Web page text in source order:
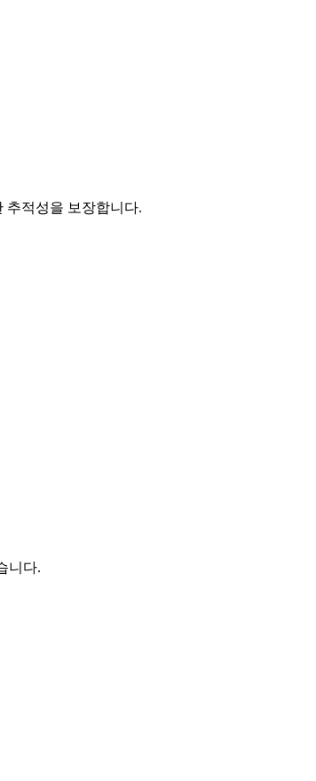
추적성을 보장합니다.
니다.